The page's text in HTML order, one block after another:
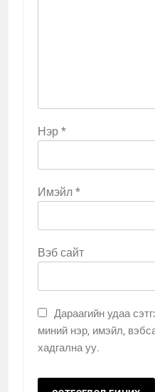
Нэр *
Имэйл *
Вэб сайт
Дараагийн удаа
миний нэр, имэйл,
хадгална уу.